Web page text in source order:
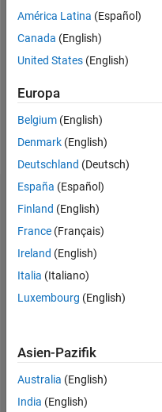
Followers:
0
Statistik
BEITRÄGE 10
-10
-5
5
15
20
25
30
35
40
45
70 60
-20
América Latina (Español)
Canada (English)
United States (English)
Europa
Belgium (English)
Denmark (English)
Deutschland (Deutsch)
España (Español)
Finland (English)
France (Français)
Ireland (English)
Italia (Italiano)
Luxembourg (English)
Asien-Pazifik
Australia (English)
India (English)